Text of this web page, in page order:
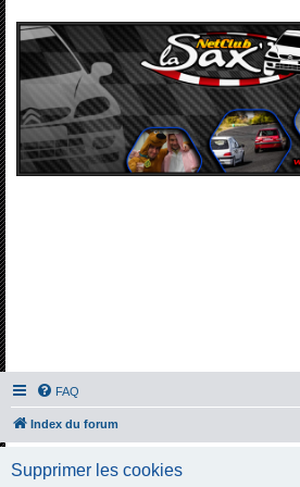
FAQ
Index du forum
Supprimer les cookies